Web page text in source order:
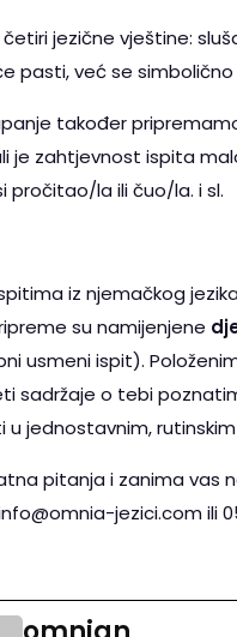
jezične vještine:
pasti, već se
također
je zahtjevnost ispita
pročitao/la ili čuo/la. i sl.
iz njemačkog
su namijenjene
usmeni ispit).
sadržaje o tebi
u jednostavnim,
pitanja i zanima vas
jezici.com ili